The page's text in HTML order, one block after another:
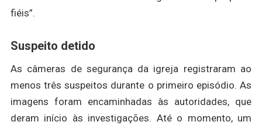
fiéis”.
Suspeito detido
As câmeras de segurança da igreja registraram ao
menos três suspeitos durante o primeiro episódio. As
imagens foram encaminhadas às autoridades, que
deram início às investigações. Até o momento, um